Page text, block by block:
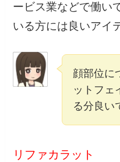
ービス業などで働い
いる方には良いアイ
顔部位に
ットフェ
る分良い
リファカラット